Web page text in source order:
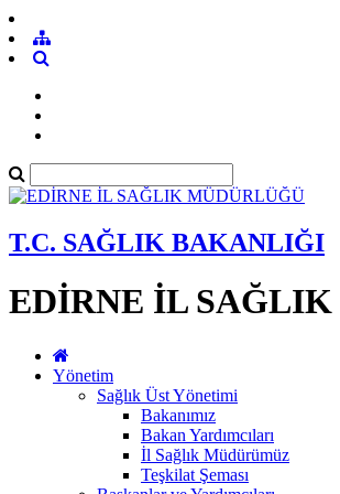
T.C. SAĞLIK BAKANLIĞI
EDİRNE İL
Yönetim
Sağlık Üst Yönetimi
Bakanımız
Bakan Yardımcıları
İl Sağlık Müdürümüz
Teşkilat Şeması